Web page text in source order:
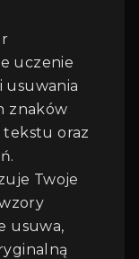
uczenie
usuwania
znaków
oraz
Twoje
usuwa,